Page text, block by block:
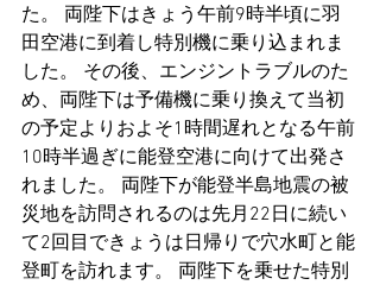
た。 両陛下はきょう午前9時半頃に羽
田空港に到着し特別機に乗り込まれま
した。 その後、エンジントラブルのた
め、両陛下は予備機に乗り換えて当初
の予定よりおよそ1時間遅れとなる午前
10時半過ぎに能登空港に向けて出発さ
れました。 両陛下が能登半島地震の被
災地を訪問されるのは先月22日に続い
て2回目できょうは日帰りで穴水町と能
登町を訪れます。 両陛下を乗せた特別